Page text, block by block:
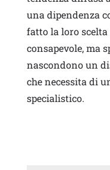
una dipendenza
fatto la loro
consapevole, ma
nascondono un
che necessita di
specialistico.